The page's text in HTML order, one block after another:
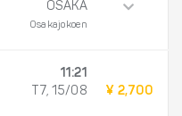
OSAKA
Osakajokoen
11:21
T7, 15/08
¥ 2,700